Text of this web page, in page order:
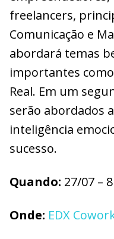
freelancers,
Comunicação e
abordará temas
importantes
Real. Em um
serão abordados
inteligência
sucesso.
Quando: 27/07 –
Onde: EDX